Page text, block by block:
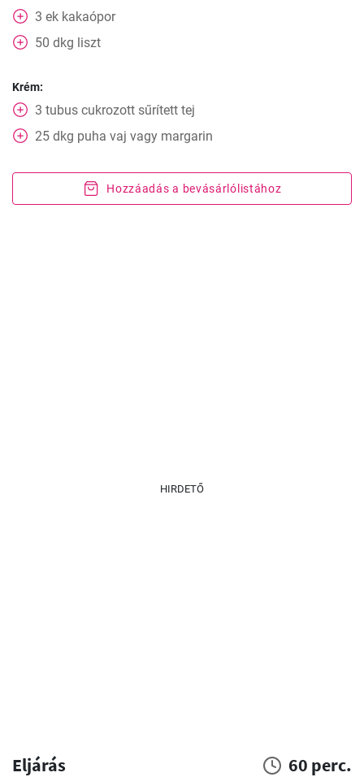
3 ek kakaópor
50 dkg liszt
Krém:
3 tubus cukrozott sűrített tej
25 dkg puha vaj vagy margarin
Hozzáadás a bevásárlólistához
HIRDETŐ
Eljárás 60 perc.